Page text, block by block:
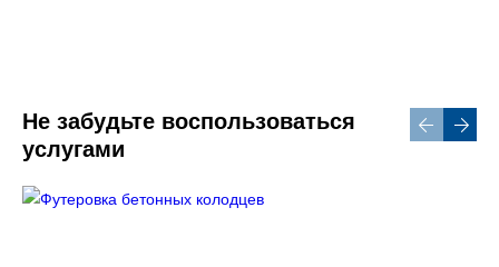
Не забудьте воспользоваться
услугами